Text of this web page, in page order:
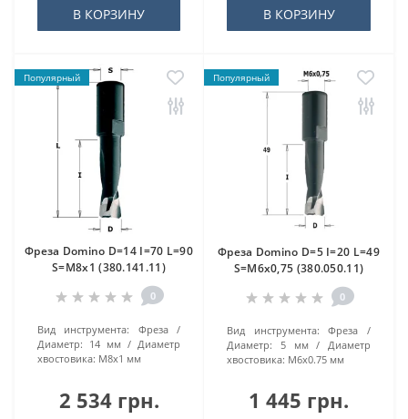
В КОРЗИНУ В КОРЗИНУ
Популярный
Фреза Domino D=14 I=70 L=90
S=M8x1 (380.141.11)
0
Вид инструмента:
Фреза
Диаметр: 14 мм
Диаметр
хвостовика: M8x1 мм
2 534 грн.
Популярный
Фреза Domino D=5 I=20 L=49
S=M6x0,75 (380.050.11)
0
Вид инструмента:
Фреза
Диаметр:
5 мм
Диаметр
хвостовика: M6x0.75 мм
1 445 грн.